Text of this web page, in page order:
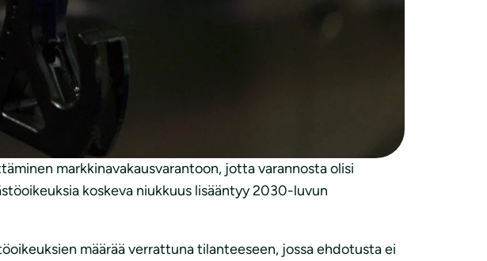
ja neuvoston päätökseksi päätöksen (EU) 2015/1814
lopettamiseksi
päätökaupassa ei tule vaarantaa, vaan päästökaupan
lisää epävarmuutta myös tulevista muutoksista.
markkinavakausvarantoon, jotta varannosta olisi
koskeva niukkuus lisääntyy 2030-luvun
määrää verrattuna tilanteeseen, jossa ehdotusta ei